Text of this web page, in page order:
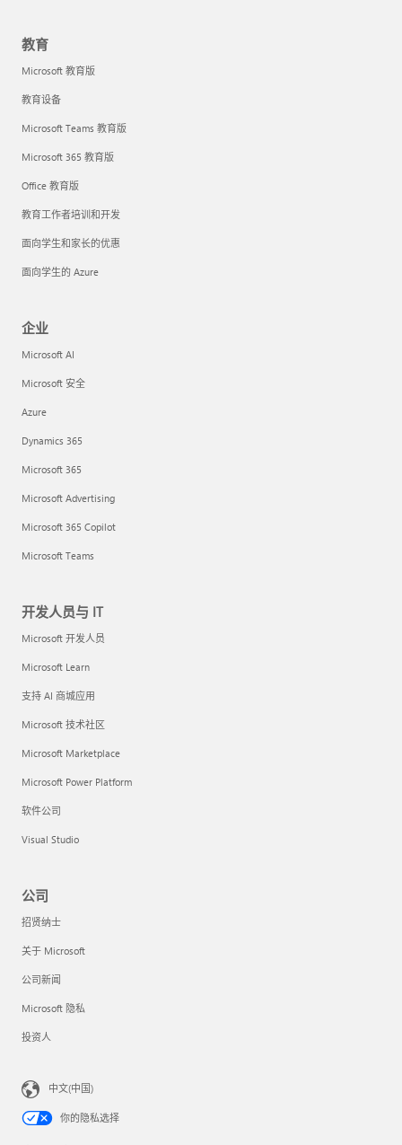
教育
Microsoft 教育版
教育设备
Microsoft Teams 教育版
Microsoft 365 教育版
Office 教育版
教育工作者培训和开发
面向学生和家长的优惠
面向学生的 Azure
企业
Microsoft AI
Microsoft 安全
Azure
Dynamics 365
Microsoft 365
Microsoft Advertising
Microsoft 365 Copilot
Microsoft Teams
开发人员与 IT
Microsoft 开发人员
Microsoft Learn
支持 AI 商城应用
Microsoft 技术社区
Microsoft Marketplace
Microsoft Power Platform
软件公司
Visual Studio
公司
招贤纳士
关于 Microsoft
公司新闻
Microsoft 隐私
投资人
中文(中国)
你的隐私选择